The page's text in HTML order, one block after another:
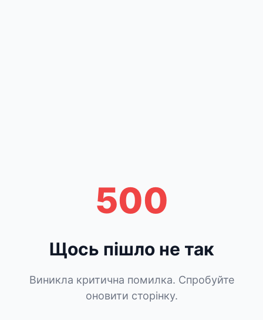
500
Щось пішло не так
Виникла критична помилка. Спробуйте
оновити сторінку.